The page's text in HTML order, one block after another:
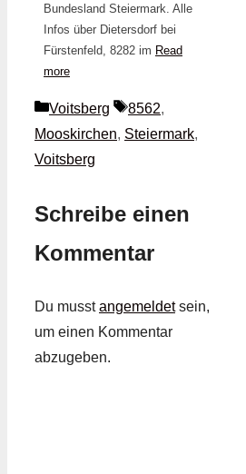
Bundesland Steiermark. Alle
Infos über Dietersdorf bei
Fürstenfeld, 8282 im Read
more
Kategorien
Voitsberg Schlagwörter
8562,
Mooskirchen, Steiermark,
Voitsberg
Schreibe einen
Kommentar
Du musstangemeldetsein,
um einen Kommentar
abzugeben.